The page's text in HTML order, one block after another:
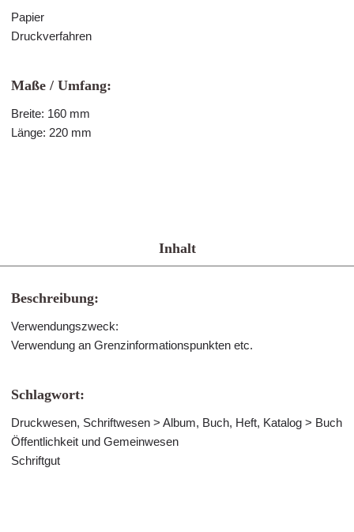
Papier
Druckverfahren
Maße / Umfang:
Breite: 160 mm
Länge: 220 mm
Inhalt
Beschreibung:
Verwendungszweck:
Verwendung an Grenzinformationspunkten etc.
Schlagwort:
Druckwesen, Schriftwesen > Album, Buch, Heft, Katalog > Buch
Öffentlichkeit und Gemeinwesen
Schriftgut